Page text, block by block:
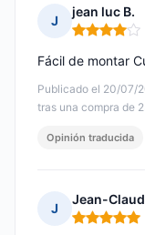
J
jean luc B.
Nota: 4 de 5
Publicado el 20/07/
tras una compra de
Fácil de montar
Opinión traducida
J
Jean-
Nota: 5 de 5